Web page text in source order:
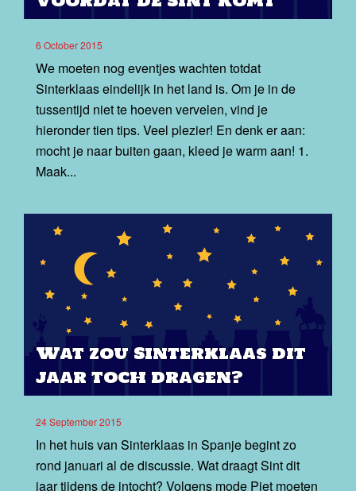
6 October 2015
We moeten nog eventjes wachten totdat
Sinterklaas eindelijk in het land is. Om je in de
tussentijd niet te hoeven vervelen, vind je
hieronder tien tips. Veel plezier! En denk er aan:
mocht je naar buiten gaan, kleed je warm aan! 1.
Maak...
Wat zou Sinterklaas dit
jaar toch dragen?
24 September 2015
In het huis van Sinterklaas in Spanje begint zo
rond januari al de discussie. Wat draagt Sint dit
jaar tijdens de intocht? Volgens mode Piet moeten